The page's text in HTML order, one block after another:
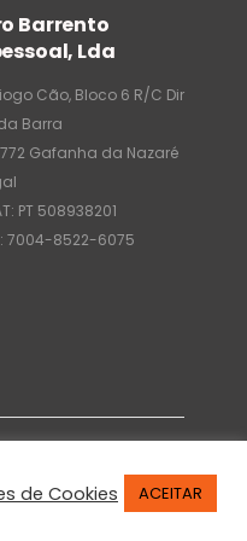
Barrento
Lda
Cão, Bloco 6 R/C Dir
Barra
Gafanha da Nazaré
PT 508938201
7004-8522-6075
de Cookies ACEITAR